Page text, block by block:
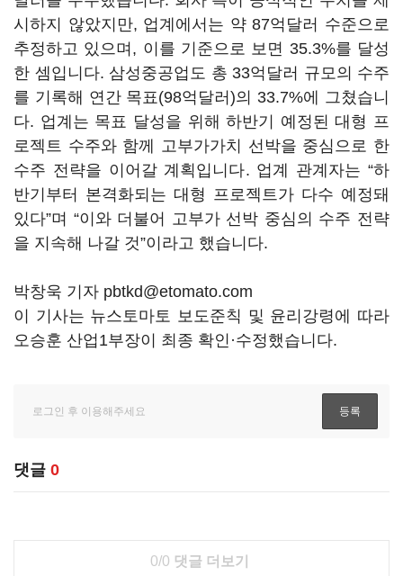
시하지 않았지만, 업계에서는 약 87억달러 수준으로
추정하고 있으며, 이를 기준으로 보면 35.3%를 달성
한 셈입니다. 삼성중공업도 총 33억달러 규모의 수주
를 기록해 연간 목표(98억달러)의 33.7%에 그쳤습니
다. 업계는 목표 달성을 위해 하반기 예정된 대형 프
로젝트 수주와 함께 고부가가치 선박을 중심으로 한
수주 전략을 이어갈 계획입니다. 업계 관계자는 “하
반기부터 본격화되는 대형 프로젝트가 다수 예정돼
있다”며 “이와 더불어 고부가 선박 중심의 수주 전략
을 지속해 나갈 것”이라고 했습니다.
박창욱 기자 pbtkd@etomato.com
이 기사는 뉴스토마토 보도준칙 및 윤리강령에 따라
오승훈 산업1부장이 최종 확인·수정했습니다.
댓글 0
0/0 댓글 더보기